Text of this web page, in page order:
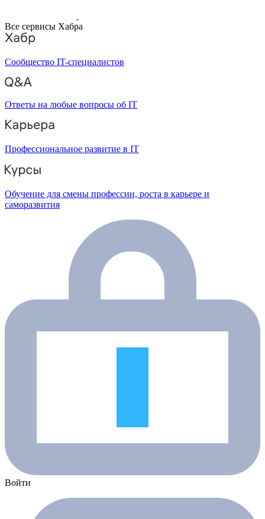
Все сервисы Хабра
Сообщество IT-специалистов
Ответы на любые вопросы об IT
Профессиональное развитие в IT
Обучение для смены профессии, роста в карьере и
саморазвития
Войти